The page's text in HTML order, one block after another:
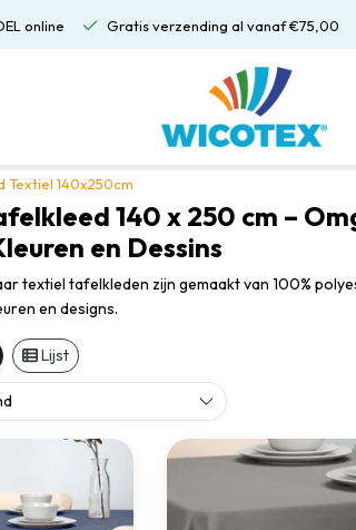
online Gratis verzending al vanaf €75,00
Textiel 140x250cm
140 x 250 cm –
en Dessins
textiel tafelkleden zijn gemaakt van 100%
en designs.
Lijst